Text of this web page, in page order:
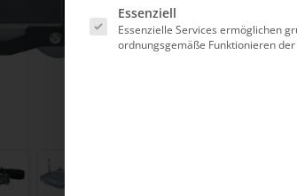
Es folgt eine Liste der Service-Gruppen, für
Essenziell
Essenzielle Services ermöglichen
ordnungsgemäße Funktionieren